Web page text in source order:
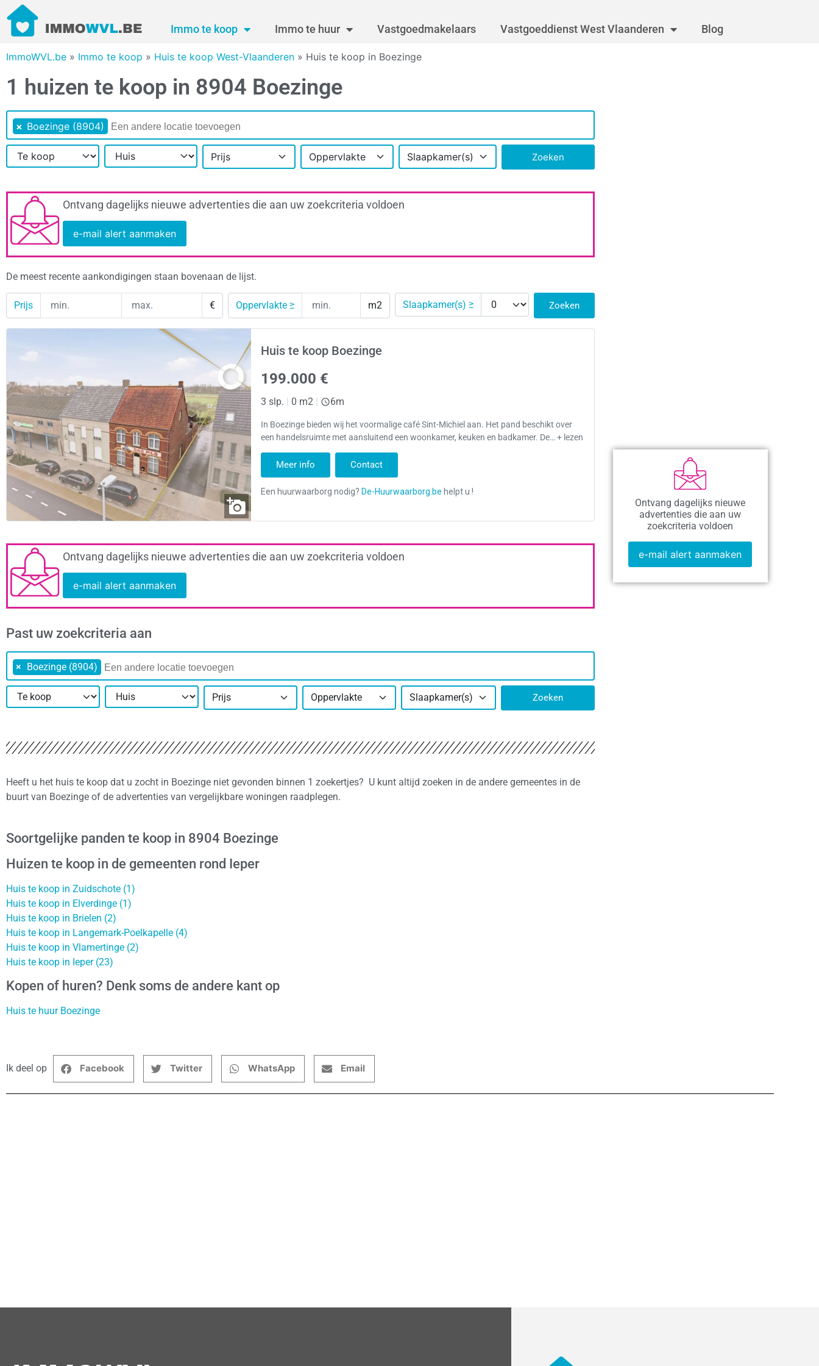
Immo te koop Immo te huur Vastgoedmakelaars Vastgoeddienst West Vlaanderen Blog
ImmoWVL.be » Immo te koop » Huis te koop West-Vlaanderen » Huis te koop in Boezinge
1 huizen te koop in 8904 Boezinge
× Boezinge (8904)
Prijs Oppervlakte Slaapkamer(s) Zoeken
Ontvang dagelijks nieuwe advertenties die aan uw zoekcriteria voldoen
e-mail alert aanmaken
De meest recente aankondigingen staan bovenaan de lijst.
Prijs € Oppervlakte ≥ m2 Slaapkamer(s) ≥ Zoeken
Huis te koop Boezinge
199.000 €
3 slp. 0 m2 6m
In Boezinge bieden wij het voormalige café Sint-Michiel aan. Het pand beschikt over
een handelsruimte met aansluitend een woonkamer, keuken en badkamer. De… + lezen
Meer info Contact
Ontvang dagelijks nieuwe advertenties die aan uw zoekcriteria voldoen
e-mail alert aanmaken
Past uw zoekcriteria aan
× Boezinge (8904)
Prijs Oppervlakte Slaapkamer(s) Zoeken
Heeft u het huis te koop dat u zocht in Boezinge niet gevonden binnen 1 zoekertjes? U kunt altijd zoeken in de andere gemeentes in de
buurt van Boezinge of de advertenties van vergelijkbare woningen raadplegen.
Soortgelijke panden te koop in 8904 Boezinge
Huizen te koop in de gemeenten rond Ieper
Huis te koop in Zuidschote (1)
Huis te koop in Elverdinge (1)
Huis te koop in Brielen (2)
Huis te koop in Langemark-Poelkapelle (4)
Huis te koop in Vlamertinge (2)
Huis te koop in Ieper (23)
Kopen of huren? Denk soms de andere kant op
Huis te huur Boezinge
Ontvang dagelijks nieuwe
advertenties die aan uw
zoekcriteria voldoen
e-mail alert aanmaken
Ik deel op Facebook Twitter WhatsApp Email